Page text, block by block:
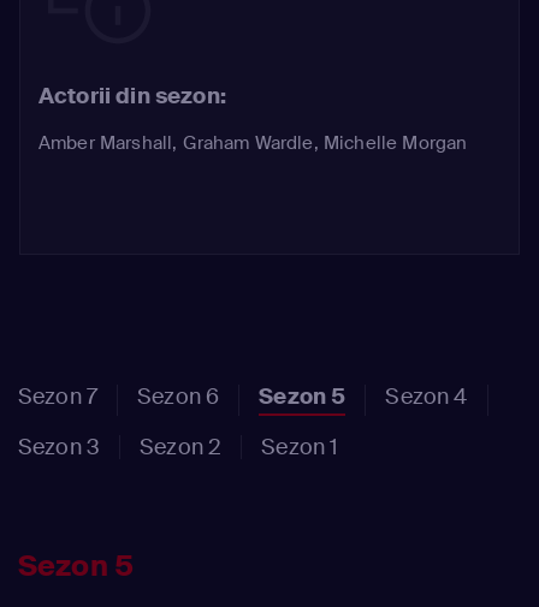
Actorii din sezon:
Amber Marshall, Graham Wardle, Michelle Morgan
Sezon 7 Sezon 6 Sezon 5
Sezon 4
Sezon 3
Sezon 2 Sezon 1
Sezon 5